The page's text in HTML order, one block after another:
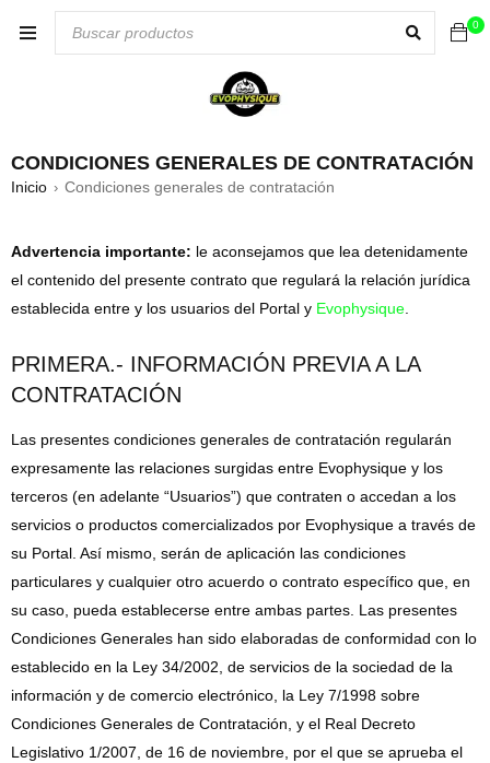
0
CONDICIONES GENERALES DE CONTRATACIÓN
Inicio › Condiciones generales de contratación
Advertencia importante: le aconsejamos que lea detenidamente
el contenido del presente contrato que regulará la relación jurídica
establecida entre y los usuarios del Portal y Evophysique.
PRIMERA.- INFORMACIÓN PREVIA A LA
CONTRATACIÓN
Las presentes condiciones generales de contratación regularán
expresamente las relaciones surgidas entre Evophysique y los
terceros (en adelante “Usuarios”) que contraten o accedan a los
servicios o productos comercializados por Evophysique a través de
su Portal. Así mismo, serán de aplicación las condiciones
particulares y cualquier otro acuerdo o contrato específico que, en
su caso, pueda establecerse entre ambas partes. Las presentes
Condiciones Generales han sido elaboradas de conformidad con lo
establecido en la Ley 34/2002, de servicios de la sociedad de la
información y de comercio electrónico, la Ley 7/1998 sobre
Condiciones Generales de Contratación, y el Real Decreto
Legislativo 1/2007, de 16 de noviembre, por el que se aprueba el